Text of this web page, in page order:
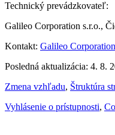
Technický prevádzkovateľ:
Galileo Corporation s.r.o.,
Kontakt: Galileo
Posledná aktualizácia: 4. 8.
Zmena vzhľadu, Štruktúra
Vyhlásenie o prístupnosti,